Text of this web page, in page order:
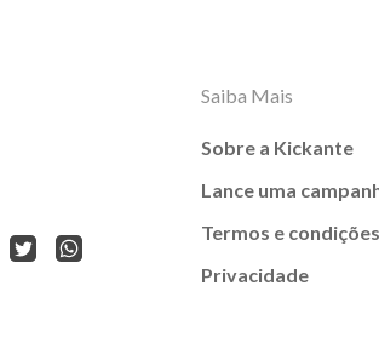
Saiba Mais
Sobre a Kickante
Lance uma
Termos e condições
Privacidade